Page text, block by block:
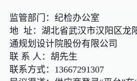
监管部门：纪检办公室
地 址：湖北省武汉市汉阳区龙
通规划设计院股份有限公司
联 系 人：胡先生
联系方式：13667291307